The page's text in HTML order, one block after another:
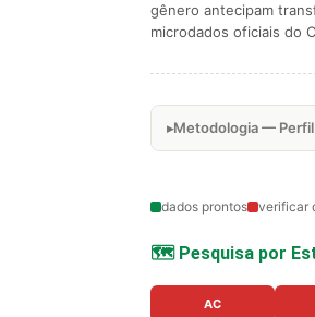
gênero antecipam
microdados oficiais do
Metodologia —
dados prontos verificar
🗺️ Pesquisa por
AC